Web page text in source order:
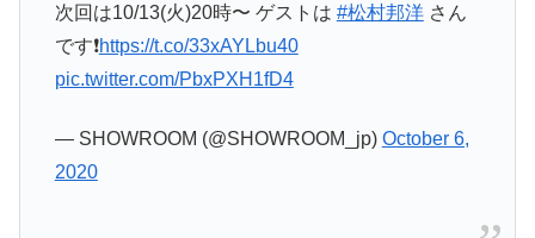
次回は10/13(火)20時〜 ゲストは #松村邦洋さん
です❗️https://t.co/33xAYLbu40
pic.twitter.com/PbxPXH1fD4
— SHOWROOM (@SHOWROOM_jp) October 6,
2020